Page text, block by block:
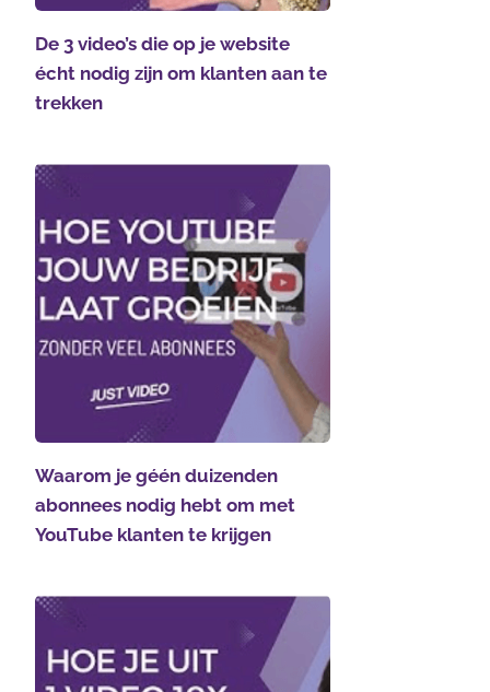
De 3 video’s die op je website
écht nodig zijn om klanten aan te
trekken
Waarom je géén duizenden
abonnees nodig hebt om met
YouTube klanten te krijgen